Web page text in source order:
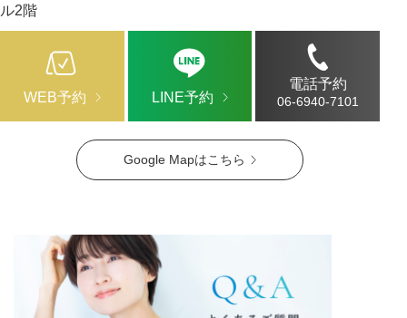
Google Mapはこちら
ル2階
WEB予約 LINE予約
電話予約
06-6940-7101